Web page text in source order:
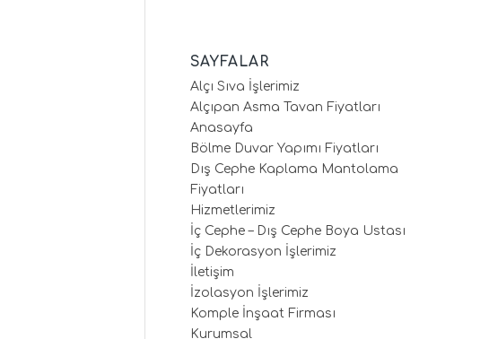
SAYFALAR
Alçı Sıva İşlerimiz
Alçıpan Asma Tavan Fiyatları
Anasayfa
Bölme Duvar Yapımı Fiyatları
Dış Cephe Kaplama Mantolama
Fiyatları
Hizmetlerimiz
İç Cephe – Dış Cephe Boya Ustası
İç Dekorasyon İşlerimiz
İletişim
İzolasyon İşlerimiz
Komple İnşaat Firması
Kurumsal